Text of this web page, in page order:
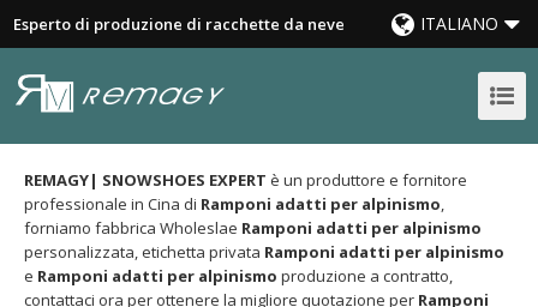
Esperto di produzione di racchette da neve ITALIANO
REMAGY| SNOWSHOES EXPERT è un produttore e fornitore
professionale in Cina di Ramponi adatti per alpinismo,
forniamo fabbrica Wholeslae Ramponi adatti per alpinismo
personalizzata, etichetta privata Ramponi adatti per alpinismo
e Ramponi adatti per alpinismo produzione a contratto,
contattaci ora per ottenere la migliore quotazione per Ramponi